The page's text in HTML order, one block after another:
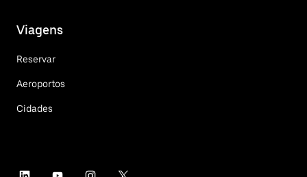
Viagens
Reservar
Aeroportos
Cidades